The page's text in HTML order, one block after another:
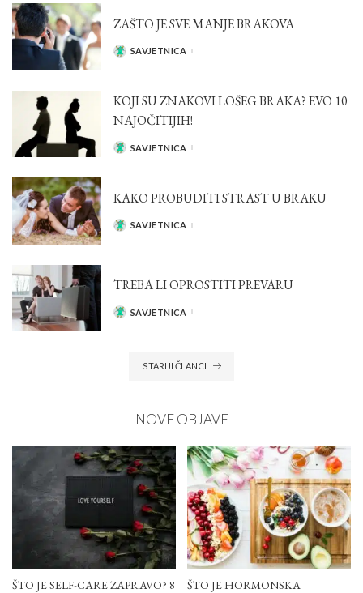
ZAŠTO JE SVE MANJE BRAKOVA
POSTED
SAVJETNICA
KOJI SU ZNAKOVI LOŠEG BRAKA? EVO 10
NAJOČITIJIH!
POSTED
SAVJETNICA
KAKO PROBUDITI STRAST U BRAKU
POSTED
SAVJETNICA
TREBA LI OPROSTITI PREVARU
POSTED
SAVJETNICA
STARIJI ČLANCI
NOVE OBJAVE
ŠTO JE SELF-CARE ZAPRAVO? 8
ŠTO JE HORMONSKA